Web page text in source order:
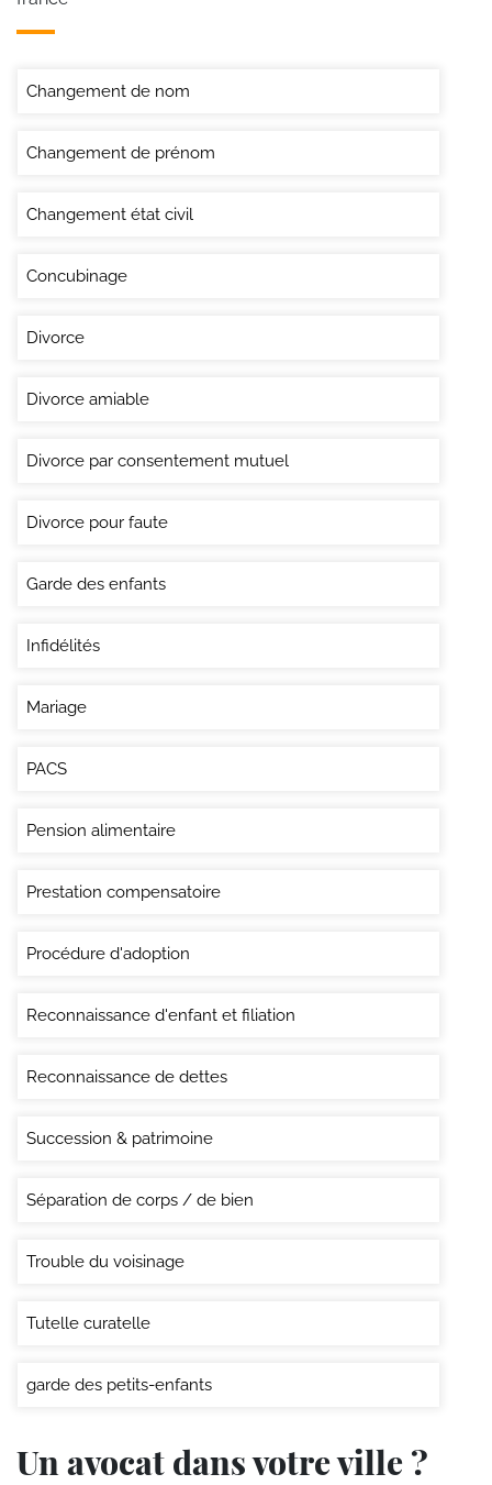
Changement de nom
Changement de prénom
Changement état civil
Concubinage
Divorce
Divorce amiable
Divorce par consentement mutuel
Divorce pour faute
Garde des enfants
Infidélités
Mariage
PACS
Pension alimentaire
Prestation compensatoire
Procédure d'adoption
Reconnaissance d'enfant et filiation
Reconnaissance de dettes
Succession & patrimoine
Séparation de corps / de bien
Trouble du voisinage
Tutelle curatelle
garde des petits-enfants
Un avocat dans votre ville ?